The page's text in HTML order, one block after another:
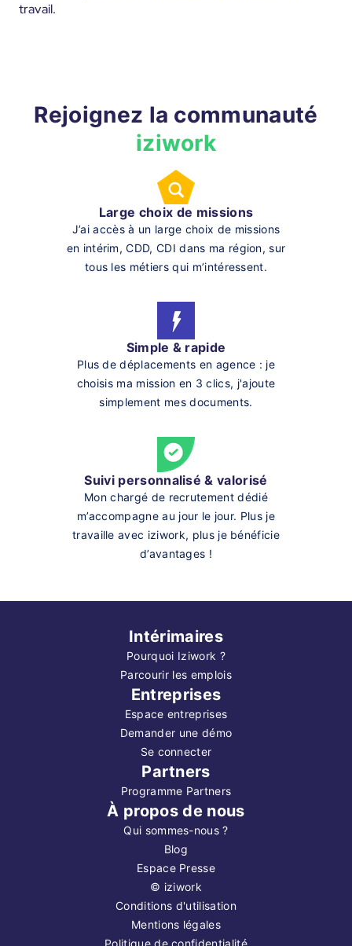
travail.
Rejoignez la communauté
iziwork
Large choix de missions
J’ai accès à un large choix de missions
en intérim, CDD, CDI dans ma région, sur
tous les métiers qui m’intéressent.
Simple & rapide
Plus de déplacements en agence : je
choisis ma mission en 3 clics, j'ajoute
simplement mes documents.
Suivi personnalisé & valorisé
Mon chargé de recrutement dédié
m’accompagne au jour le jour. Plus je
travaille avec iziwork, plus je bénéficie
d’avantages !
Intérimaires
Pourquoi Iziwork ?
Parcourir les emplois
Entreprises
Espace entreprises
Demander une démo
Se connecter
Partners
Programme Partners
À propos de nous
Qui sommes-nous ?
Blog
Espace Presse
© iziwork
Conditions d'utilisation
Mentions légales
Politique de confidentialité